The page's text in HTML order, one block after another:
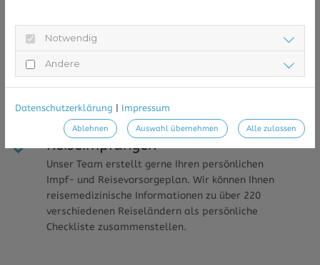
Reiseimpfungen
Unser Team erstellt gerne Ihren persönlichen
Impf- und Reisevorsorgeplan. Wir können Ihnen
reisemedizinische Informationen zu über 220
verschiedenen Reiseländern als persönliche
Checkliste zusammenstellen.
Notwendig
Andere
Datenschutzerklärung Impressum
Ablehnen Auswahl übernehmen Alle zulassen